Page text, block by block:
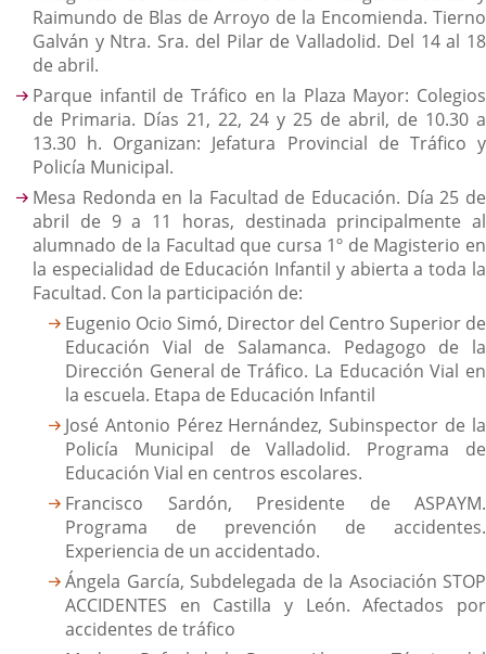
Raimundo de Blas de Arroyo de la Encomienda. Tierno
Galván y Ntra. Sra. del Pilar de Valladolid. Del 14 al 18
de abril.
Parque infantil de Tráfico en la Plaza Mayor: Colegios
de Primaria. Días 21, 22, 24 y 25 de abril, de 10.30 a
13.30 h. Organizan: Jefatura Provincial de Tráfico y
Policía Municipal.
Mesa Redonda en la Facultad de Educación. Día 25 de
abril de 9 a 11 horas, destinada principalmente al
alumnado de la Facultad que cursa 1º de Magisterio en
la especialidad de Educación Infantil y abierta a toda la
Facultad. Con la participación de:
Eugenio Ocio Simó, Director del Centro Superior de
Educación Vial de Salamanca. Pedagogo de la
Dirección General de Tráfico. La Educación Vial en
la escuela. Etapa de Educación Infantil
José Antonio Pérez Hernández, Subinspector de la
Policía Municipal de Valladolid. Programa de
Educación Vial en centros escolares.
Francisco Sardón, Presidente de ASPAYM.
Programa de prevención de accidentes.
Experiencia de un accidentado.
Ángela García, Subdelegada de la Asociación STOP
ACCIDENTES en Castilla y León. Afectados por
accidentes de tráfico